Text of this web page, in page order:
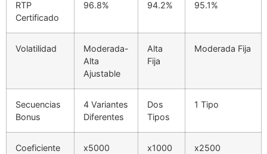
RTP
Certificado
96.8% 94.2% 95.1%
Volatilidad
Moderada-
Alta
Ajustable
Alta
Fija
Moderada Fija
Secuencias
Bonus
4 Variantes
Diferentes
Dos
Tipos
1 Tipo
Coeficiente x5000 x1000 x2500